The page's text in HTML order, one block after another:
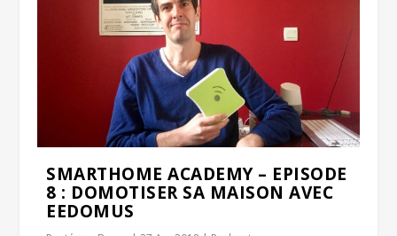
SMARTHOME ACADEMY – EPISODE
8 : DOMOTISER SA MAISON AVEC
EEDOMUS